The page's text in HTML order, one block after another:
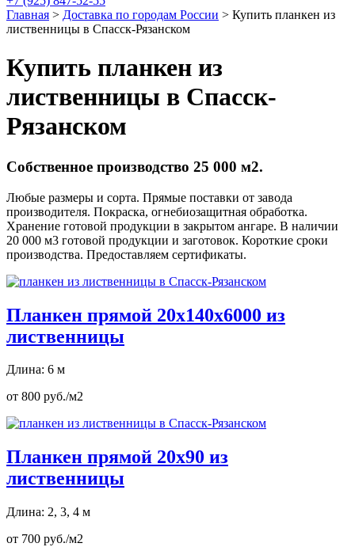
Главная > Доставка по городам России > Купить планкен из
лиственницы в Спасск-Рязанском
Купить планкен из
лиственницы в Спасск-
Рязанском
Собственное производство 25 000 м2.
Любые размеры и сорта. Прямые поставки от завода
производителя. Покраска, огнебиозащитная обработка.
Хранение готовой продукции в закрытом ангаре. В наличии
20 000 м3 готовой продукции и заготовок. Короткие сроки
производства. Предоставляем сертификаты.
Планкен прямой 20х140х6000 из
лиственницы
Длина: 6 м
от 800 руб./м2
Планкен прямой 20х90 из
лиственницы
Длина: 2, 3, 4 м
от 700 руб./м2